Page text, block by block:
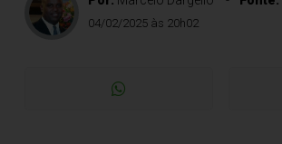
04/02/2025 às 20h02